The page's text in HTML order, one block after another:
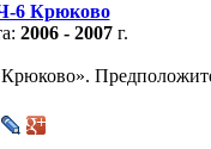
6 Крюково
2006 - 2007 г.